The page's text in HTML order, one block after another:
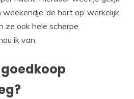
‘de hort op’ werkelijk
ze ook hele scherpe
ik van.